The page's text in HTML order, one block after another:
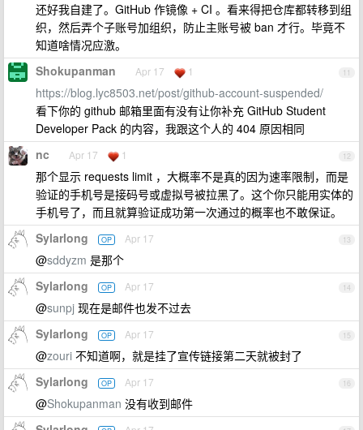
还好我自建了。GitHub 作镜像 + CI 。看来得把仓库都转移到组
织，然后弄个子账号加组织，防止主账号被 ban 才行。毕竟不
知道啥情况应激。
11
Shokupanman Apr 17 1
https://blog.lyc8503.net/post/github-account-suspended/
看下你的 github 邮箱里面有没有让你补充 GitHub Student
Developer Pack 的内容，我跟这个人的 404 原因相同
12
nc Apr 17 1
那个显示 requests limit ，大概率不是真的因为速率限制，而是
验证的手机号是接码号或虚拟号被拉黑了。这个你只能用实体的
手机号了，而且就算验证成功第一次通过的概率也不敢保证。
13
Sylarlong OP Apr 17
@sddyzm 是那个
14
Sylarlong OP Apr 17
@sunpj 现在是邮件也发不过去
15
Sylarlong OP Apr 17
@zouri 不知道啊，就是挂了宣传链接第二天就被封了
16
Sylarlong OP Apr 17
@Shokupanman 没有收到邮件